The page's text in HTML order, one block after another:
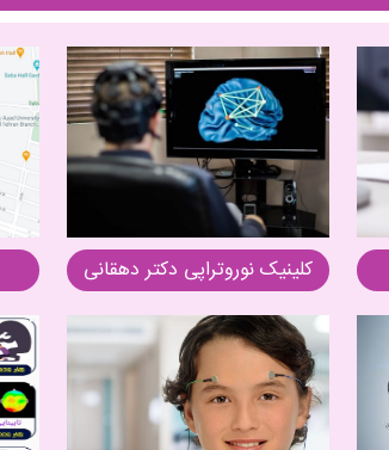
کلینیک نوروتراپی دکتر دهقانی